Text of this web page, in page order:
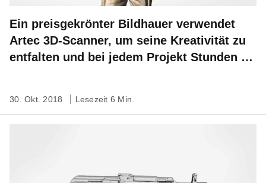
Ein preisgekrönter Bildhauer verwendet
Artec 3D-Scanner, um seine Kreativität zu
entfalten und bei jedem Projekt Stunden an
30. Okt. 2018 Lesezeit 6 Min.